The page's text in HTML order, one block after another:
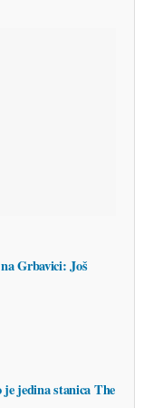
Grbavici: Još
je jedina stanica The